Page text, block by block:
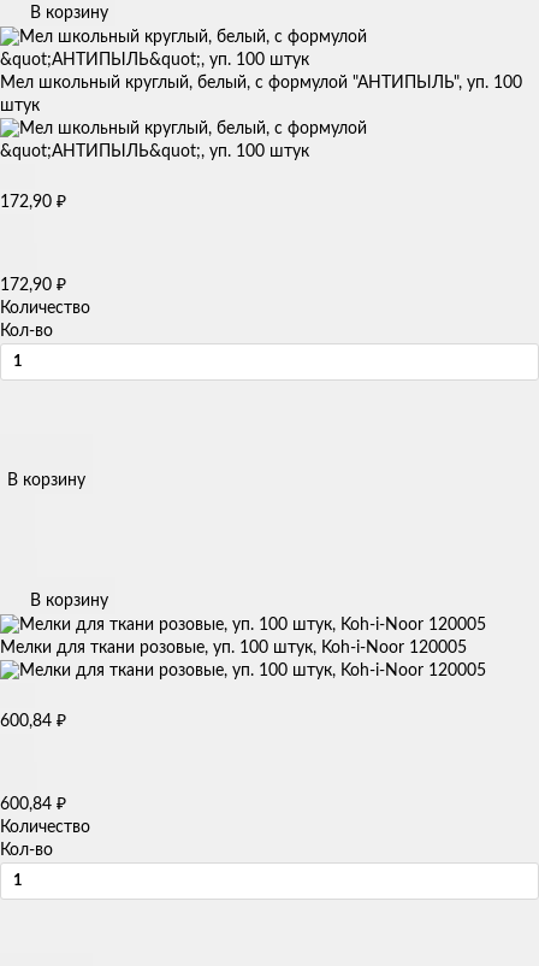
В корзину
Мел школьный круглый, белый, с формулой "АНТИПЫЛЬ", уп. 100
штук
172,90 ₽
172,90 ₽
Количество
Кол-во
В корзину
В корзину
Мелки для ткани розовые, уп. 100 штук, Koh-i-Noor 120005
600,84 ₽
600,84 ₽
Количество
Кол-во